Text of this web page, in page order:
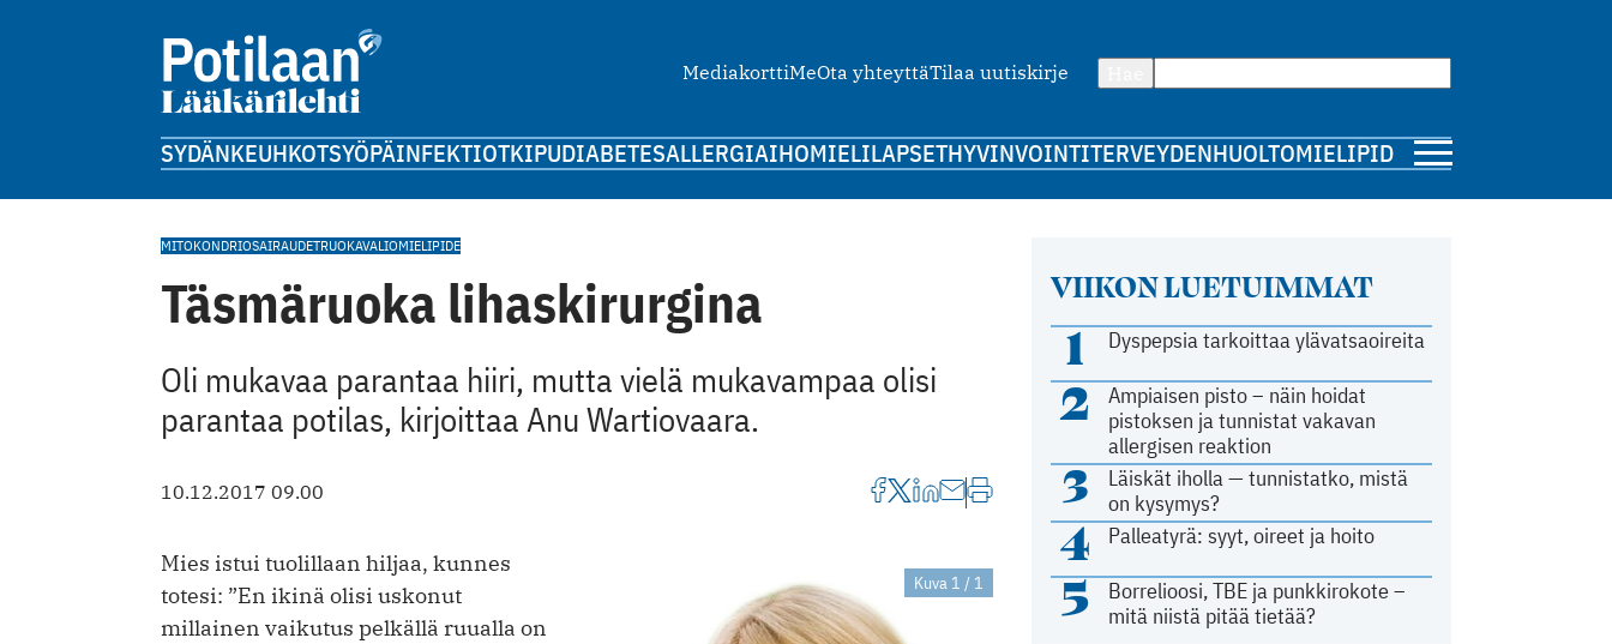
MediakorttiMeOta yhteyttäTilaa uutiskirje
SYDÄNKEUHKOTSYÖPÄINFEKTIOTKIPUDIABETESALLERGIAIHOMIELILAPSETHYVINVOINTITERVEYDENHUOLTOMIELIPIDE
VIIKON LUETUIMMAT
1 Dyspepsia tarkoittaa ylävatsaoireita
2
Ampiaisen pisto – näin hoidat
pistoksen ja tunnistat vakavan
allergisen reaktion
3
Läiskät iholla — tunnistatko, mistä
on kysymys?
4 Palleatyrä: syyt, oireet ja hoito
5
Borrelioosi, TBE ja punkkirokote –
mitä niistä pitää tietää?
MITOKONDRIOSAIRAUDETRUOKAVALIOMIELIPIDE
Täsmäruoka lihaskirurgina
Oli mukavaa parantaa hiiri, mutta vielä mukavampaa olisi
parantaa potilas, kirjoittaa Anu Wartiovaara.
10.12.2017 09.00
Kuva 1 / 1
Mies istui tuolillaan hiljaa, kunnes
totesi: ”En ikinä olisi uskonut
millainen vaikutus pelkällä ruualla on